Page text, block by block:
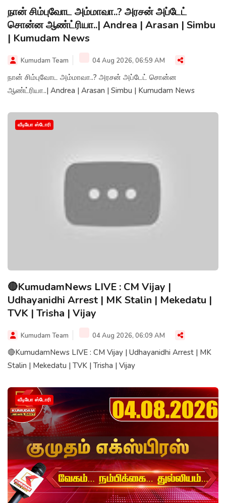
நான் சிம்புவோட அம்மாவா..? அரசன் அப்டேட்
சொன்ன ஆண்ட்ரியா..| Andrea | Arasan | Simbu
| Kumudam News
Kumudam Team 04 Aug 2026, 06:59 AM
நான் சிம்புவோட அம்மாவா..? அரசன் அப்டேட் சொன்ன
ஆண்ட்ரியா..| Andrea | Arasan | Simbu | Kumudam News
வீடியோ ஸ்டோரி
🔴KumudamNews LIVE : CM Vijay |
Udhayanidhi Arrest | MK Stalin | Mekedatu |
TVK | Trisha | Vijay
Kumudam Team 04 Aug 2026, 06:09 AM
🔴KumudamNews LIVE : CM Vijay | Udhayanidhi Arrest | MK
Stalin | Mekedatu | TVK | Trisha | Vijay
வீடியோ ஸ்டோரி